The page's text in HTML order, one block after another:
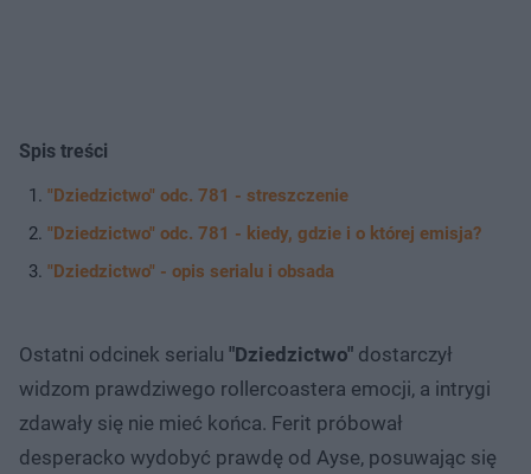
Spis treści
"Dziedzictwo" odc. 781 - streszczenie
"Dziedzictwo" odc. 781 - kiedy, gdzie i o której emisja?
"Dziedzictwo" - opis serialu i obsada
Ostatni odcinek serialu "Dziedzictwo" dostarczył
widzom prawdziwego rollercoastera emocji, a intrygi
zdawały się nie mieć końca. Ferit próbował
desperacko wydobyć prawdę od Ayse, posuwając się